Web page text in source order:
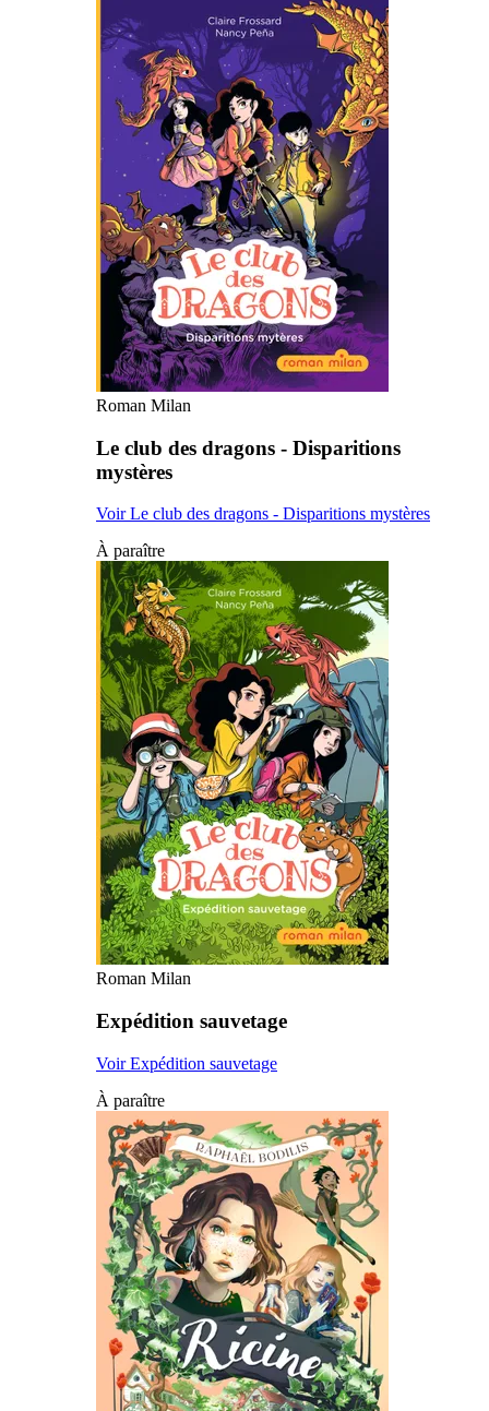
Roman Milan
Le club des dragons - Disparitions
mystères
Voir Le club des dragons - Disparitions mystères
À paraître
Roman Milan
Expédition sauvetage
Voir Expédition sauvetage
À paraître